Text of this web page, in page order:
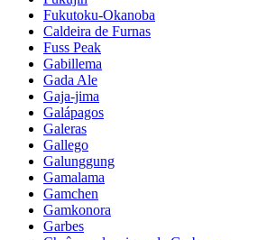
Fukutoku-Okanoba
Caldeira de Furnas
Fuss Peak
Gabillema
Gada Ale
Gaja-jima
Galápagos
Galeras
Gallego
Galunggung
Gamalama
Gamchen
Gamkonora
Garbes